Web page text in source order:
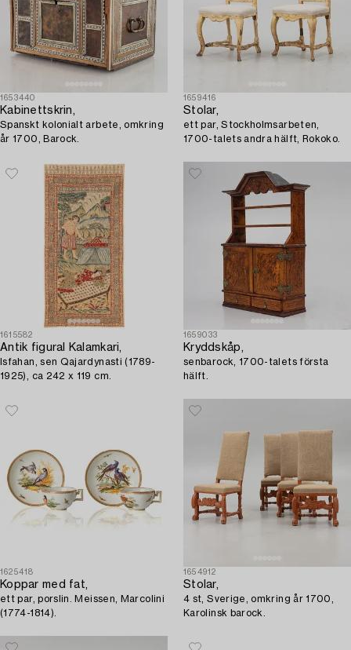
1653440
Kabinettskrin,
Spanskt kolonialt arbete, omkring
år 1700, Barock.
1659416
Stolar,
ett par, Stockholmsarbeten,
1700-talets andra hälft, Rokoko.
1615582
Antik figural Kalamkari,
Isfahan, sen Qajardynasti (1789-
1925), ca 242 x 119 cm.
1659033
Kryddskåp,
senbarock, 1700-talets första
hälft.
1625418
Koppar med fat,
ett par, porslin. Meissen, Marcolini
(1774-1814).
1654912
Stolar,
4 st, Sverige, omkring år 1700,
Karolinsk barock.